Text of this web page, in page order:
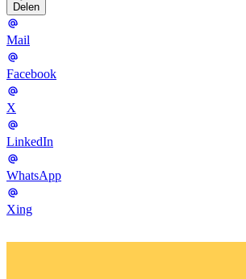
Delen
Mail
Facebook
X
LinkedIn
WhatsApp
Xing